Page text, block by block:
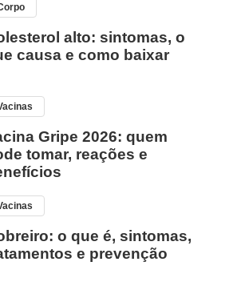
alto: sintomas, o
causa e como baixar
Gripe 2026: quem
tomar, reações e
o que é, sintomas,
e prevenção